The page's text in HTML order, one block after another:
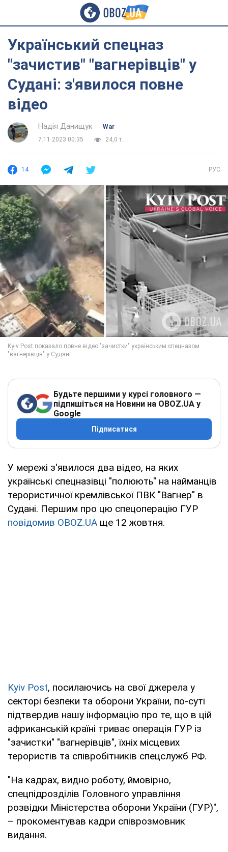
Український спецназ
"зачистив" "вагнерівців" у
Судані: з'явилося повне
відео
Надія Данищук
War
7.11.2023 00:35
24,0 т.
14 РУС
Будьте першими у курсі головного —
підпишіться на Новини на OBOZ.UA у
Google
Підписатися
У мережі з'явилося два відео, на яких
українські спецназівці "полюють" на найманців
терористичної кремлівської ПВК "Вагнер" в
Судані. Першим про цю спецоперацію ГУР
повідомив OBOZ.UA ще 12 жовтня.
Kyiv Post, посилаючись на свої джерела у
секторі безпеки та оборони України, по-суті
підтвердив нашу інформацію про те, що в цій
африканській країні триває операція ГУР із
"зачистки" "вагнерівців", їхніх місцевих
терористів та співробітників спецслужб РФ.
"На кадрах, видно роботу, ймовірно,
спецпідрозділів Головного управління
розвідки Міністерства оборони України (ГУР)",
– прокоментував кадри співрозмовник
видання.